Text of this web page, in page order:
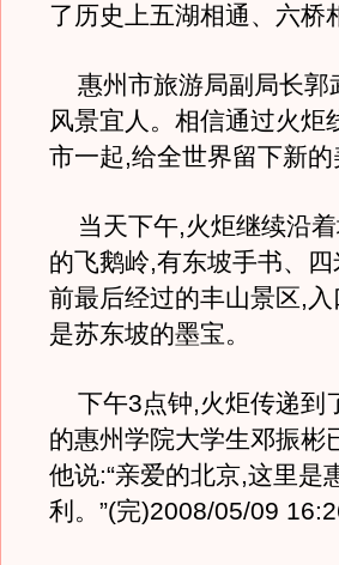
了历史上五湖相通、六桥
惠州市旅游局副局长郭
风景宜人。相信通过火炬
市一起,给全世界留下新的
当天下午,火炬继续沿
的飞鹅岭,有东坡手书、
前最后经过的丰山景区,
是苏东坡的墨宝。
下午3点钟,火炬传递到
的惠州学院大学生邓振彬
他说:“亲爱的北京,这里是
利。”(完)2008/05/09